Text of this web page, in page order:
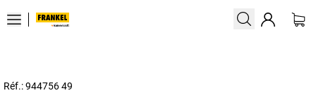
Réf.: 944756 49